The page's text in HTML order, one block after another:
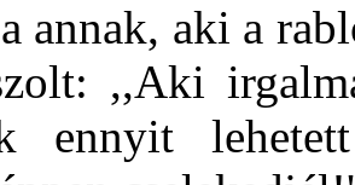
annak, aki a
,,Aki
ennyit